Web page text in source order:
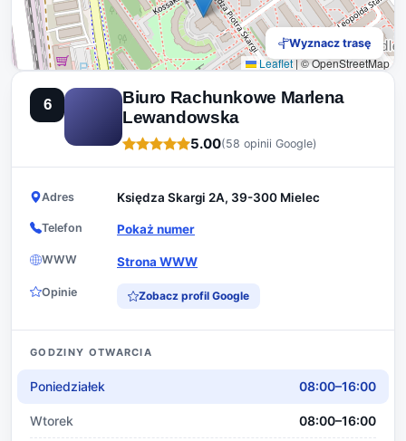
Leaflet|© OpenStreetMap
Wyznacz trasę
6
Biuro Rachunkowe Marlena
Lewandowska
5.00(58 opinii Google)
Adres Księdza Skargi 2A, 39-300 Mielec
Telefon Pokaż numer
WWW Strona WWW
Opinie Zobacz profil Google
GODZINY OTWARCIA
Poniedziałek 08:00–16:00
Wtorek 08:00–16:00